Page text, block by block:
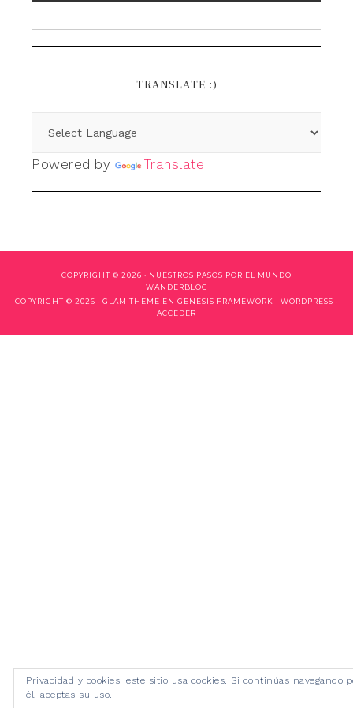
TRANSLATE :)
Powered by Translate
COPYRIGHT © 2026 · NUESTROS PASOS POR EL MUNDO
WANDERBLOG
COPYRIGHT © 2026 · GLAM THEME EN GENESIS FRAMEWORK · WORDPRESS ·
ACCEDER
Privacidad y cookies: este sitio usa cookies. Si continúas navegando
él, aceptas su uso.